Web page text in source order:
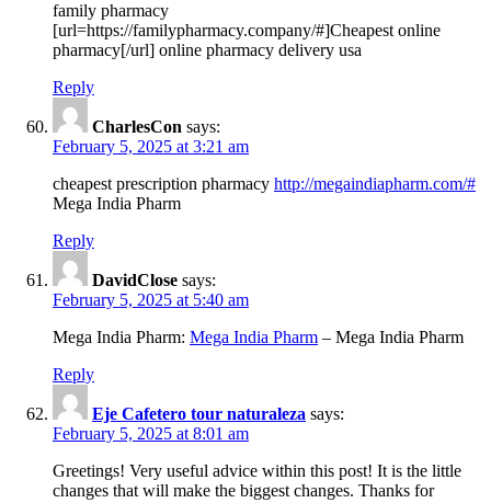
family pharmacy
[url=https://familypharmacy.company/#]Cheapest online
pharmacy[/url] online pharmacy delivery usa
Reply
CharlesCon says:
February 5, 2025 at 3:21 am
cheapest prescription pharmacy http://megaindiapharm.com/#
Mega India Pharm
Reply
DavidClose says:
February 5, 2025 at 5:40 am
Mega India Pharm: Mega India Pharm – Mega India Pharm
Reply
Eje Cafetero tour naturaleza says:
February 5, 2025 at 8:01 am
Greetings! Very useful advice within this post! It is the little
changes that will make the biggest changes. Thanks for